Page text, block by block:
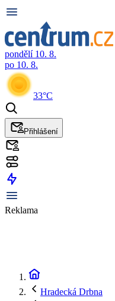
pondělí 10. 8.
po 10. 8.
33°C
Přihlášení
Reklama
Hradecká Drbna